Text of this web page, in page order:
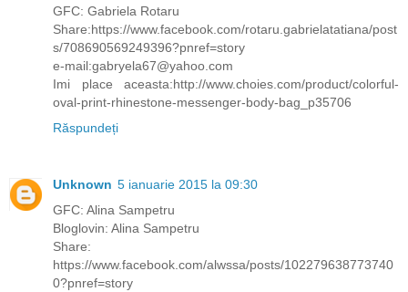
GFC: Gabriela Rotaru
Share:https://www.facebook.com/rotaru.gabrielatatiana/post
s/708690569249396?pnref=story
e-mail:gabryela67@yahoo.com
Imi place aceasta:http://www.choies.com/product/colorful-
oval-print-rhinestone-messenger-body-bag_p35706
Răspundeți
Unknown 5 ianuarie 2015 la 09:30
GFC: Alina Sampetru
Bloglovin: Alina Sampetru
Share:
https://www.facebook.com/alwssa/posts/102279638773740
0?pnref=story